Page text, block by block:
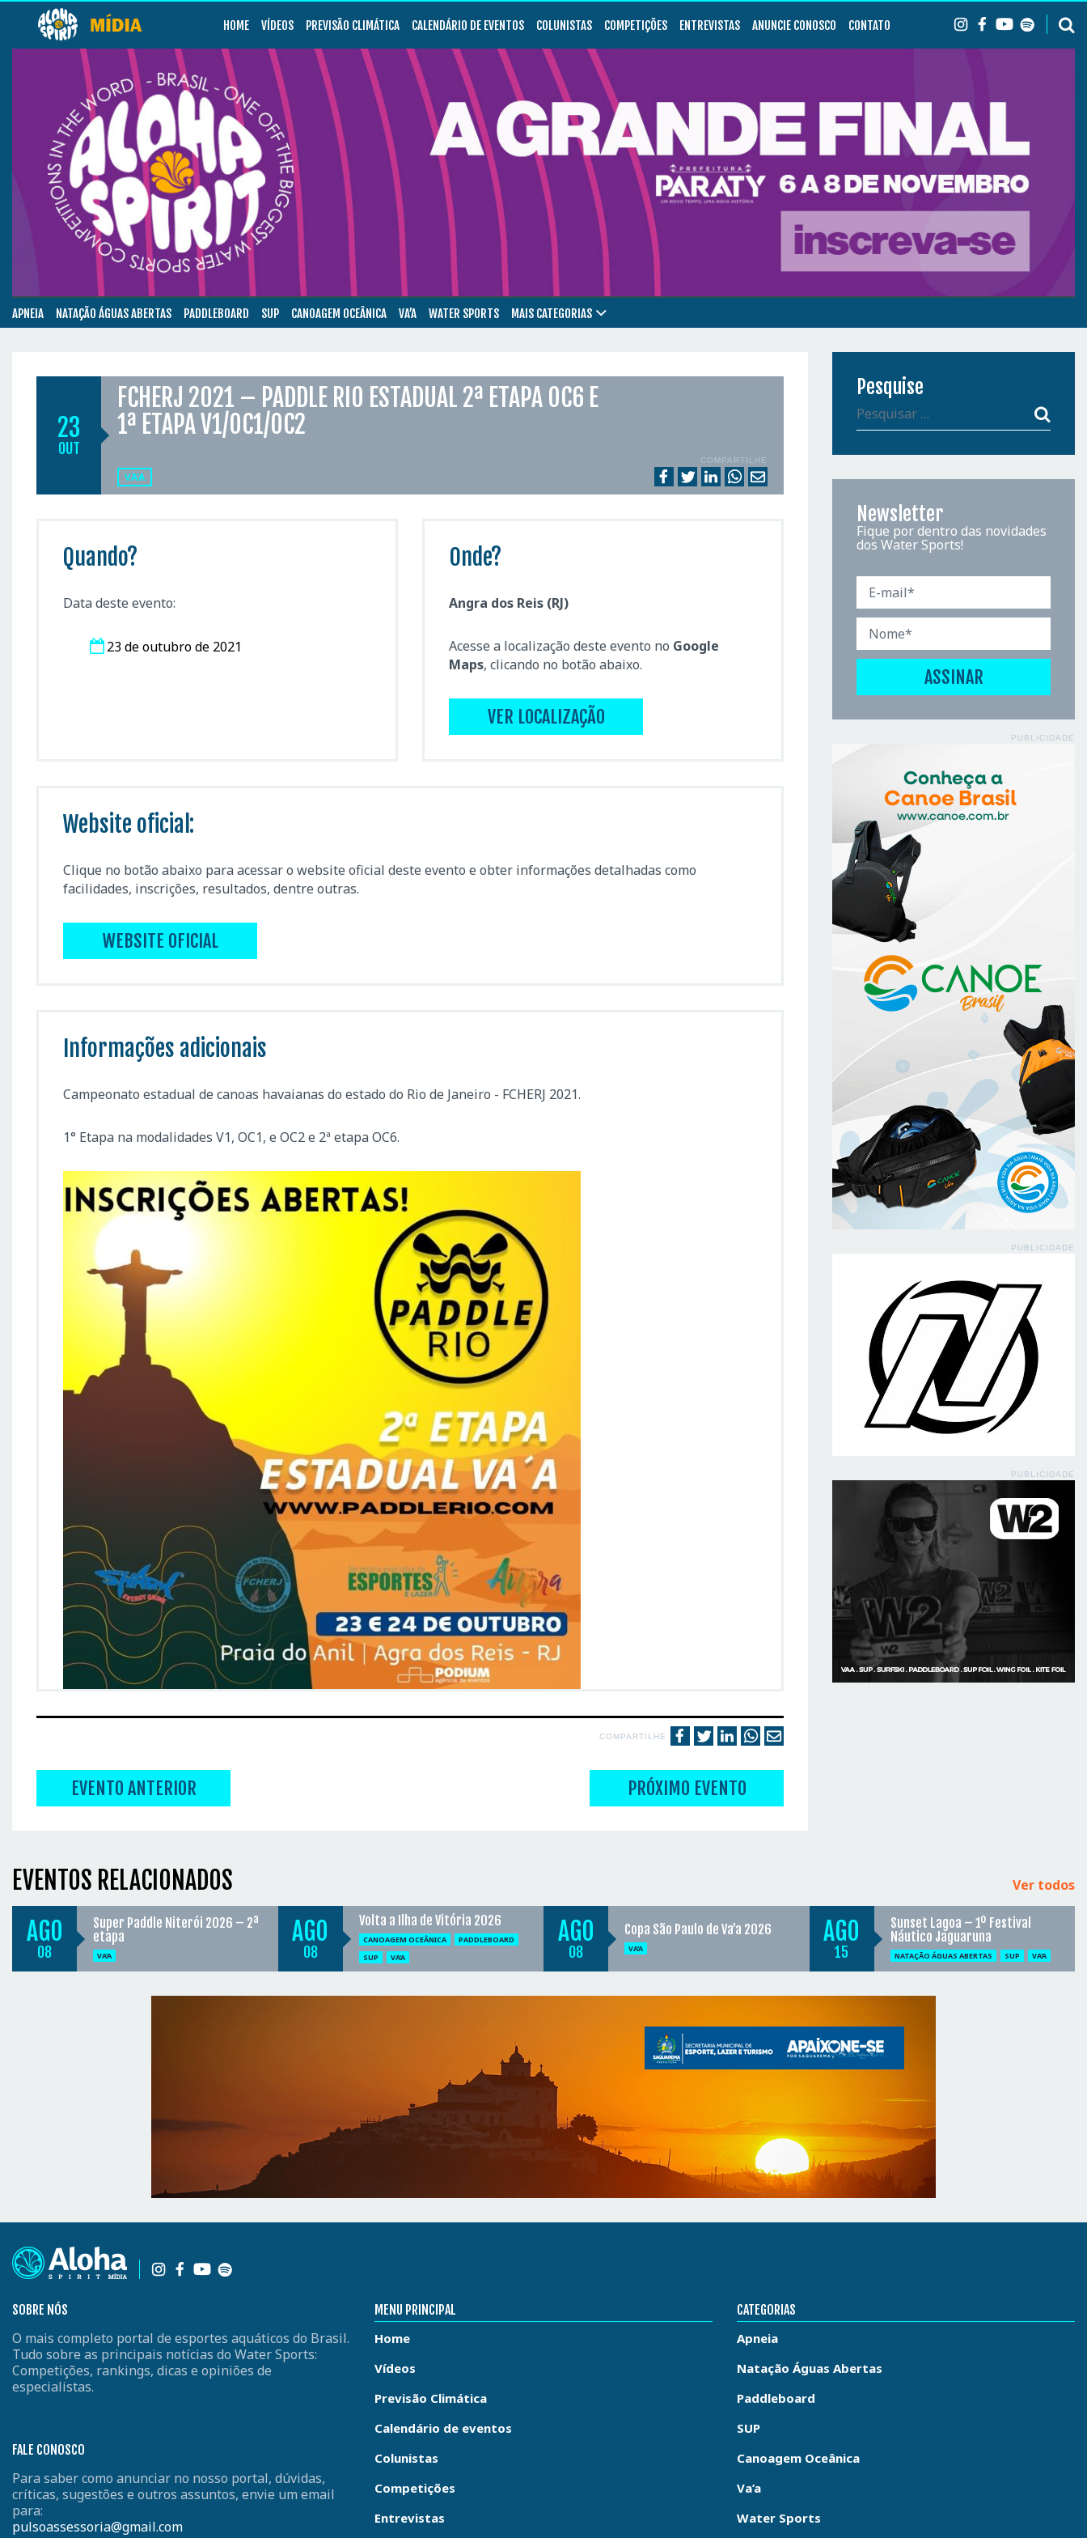
HOME VÍDEOS PREVISÃO CLIMÁTICA CALENDÁRIO DE EVENTOS COLUNISTAS COMPETIÇÕES ENTREVISTAS ANUNCIE CONOSCO CONTATO
APNEIA NATAÇÃO ÁGUAS ABERTAS PADDLEBOARD SUP CANOAGEM OCEÂNICA VA’A WATER SPORTS MAIS CATEGORIAS
23
OUT
FCHERJ 2021 – PADDLE RIO ESTADUAL 2ª ETAPA OC6 E
1ª ETAPA V1/OC1/OC2
VA'A
COMPARTILHE
Quando?
Data deste evento:
23 de outubro de 2021
Onde?
Angra dos Reis (RJ)
Acesse a localização deste evento no Google
Maps, clicando no botão abaixo.
VER LOCALIZAÇÃO
Website oficial:
Clique no botão abaixo para acessar o website oficial deste evento e obter informações detalhadas como
facilidades, inscrições, resultados, dentre outras.
WEBSITE OFICIAL
Informações adicionais
Campeonato estadual de canoas havaianas do estado do Rio de Janeiro - FCHERJ 2021.
1° Etapa na modalidades V1, OC1, e OC2 e 2ª etapa OC6.
COMPARTILHE
EVENTO ANTERIOR PRÓXIMO EVENTO
Pesquise
Newsletter
Fique por dentro das novidades
dos Water Sports!
PUBLICIDADE
PUBLICIDADE
PUBLICIDADE
EVENTOS RELACIONADOS Ver todos
AGO
08
Super Paddle Niterói 2026 – 2ª
etapa
VA'A
AGO
08
Volta a Ilha de Vitória 2026
CANOAGEM OCEÂNICA
PADDLEBOARD
SUP
VA'A
AGO
08
Copa São Paulo de Va’a 2026
VA'A
AGO
15
Sunset Lagoa – 1º Festival
Náutico Jaguaruna
NATAÇÃO ÁGUAS ABERTAS SUP VA'A
SOBRE NÓS
O mais completo portal de esportes aquáticos do Brasil.
Tudo sobre as principais notícias do Water Sports:
Competições, rankings, dicas e opiniões de
especialistas.
FALE CONOSCO
Para saber como anunciar no nosso portal, dúvidas,
críticas, sugestões e outros assuntos, envie um email
para:
pulsoassessoria@gmail.com
MENU PRINCIPAL
Home
Vídeos
Previsão Climática
Calendário de eventos
Colunistas
Competições
Entrevistas
CATEGORIAS
Apneia
Natação Águas Abertas
Paddleboard
SUP
Canoagem Oceânica
Va’a
Water Sports